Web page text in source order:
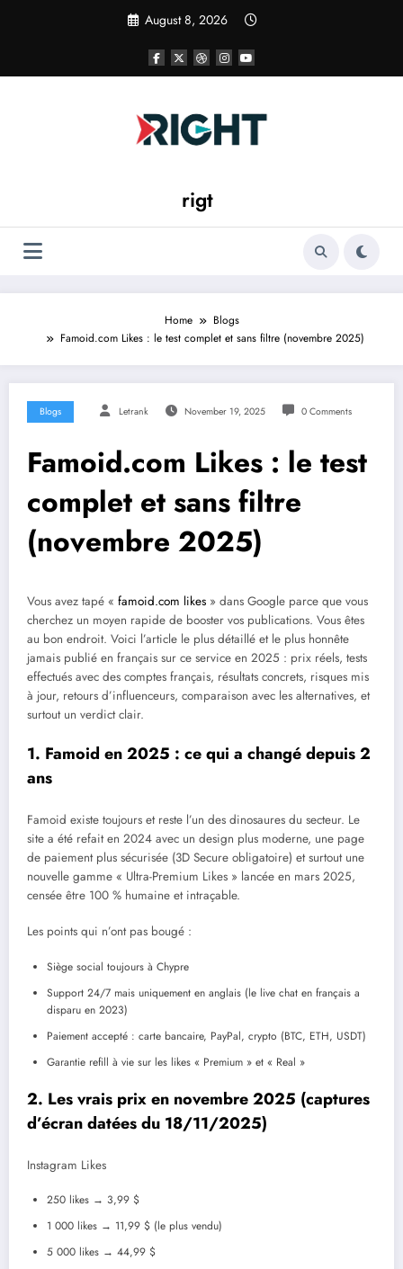
August 8, 2026
rigt
Home
Blogs
Famoid.com Likes : le test complet et sans filtre (novembre 2025)
Blogs Letrank November 19, 2025 0 Comments
Famoid.com Likes : le test
complet et sans filtre
(novembre 2025)
Vous avez tapé « famoid.com likes » dans Google parce que vous
cherchez un moyen rapide de booster vos publications. Vous êtes
au bon endroit. Voici l’article le plus détaillé et le plus honnête
jamais publié en français sur ce service en 2025 : prix réels, tests
effectués avec des comptes français, résultats concrets, risques mis
à jour, retours d’influenceurs, comparaison avec les alternatives, et
surtout un verdict clair.
1. Famoid en 2025 : ce qui a changé depuis 2
ans
Famoid existe toujours et reste l’un des dinosaures du secteur. Le
site a été refait en 2024 avec un design plus moderne, une page
de paiement plus sécurisée (3D Secure obligatoire) et surtout une
nouvelle gamme « Ultra-Premium Likes » lancée en mars 2025,
censée être 100 % humaine et intraçable.
Les points qui n’ont pas bougé :
Siège social toujours à Chypre
Support 24/7 mais uniquement en anglais (le live chat en français a
disparu en 2023)
Paiement accepté : carte bancaire, PayPal, crypto (BTC, ETH, USDT)
Garantie refill à vie sur les likes « Premium » et « Real »
2. Les vrais prix en novembre 2025 (captures
d’écran datées du 18/11/2025)
Instagram Likes
250 likes → 3,99 $
1 000 likes → 11,99 $ (le plus vendu)
5 000 likes → 44,99 $